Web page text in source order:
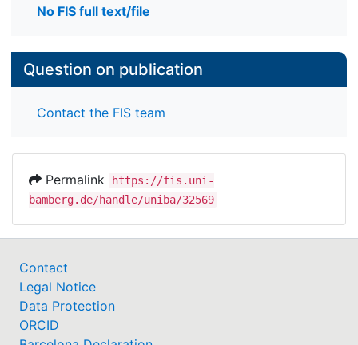
No FIS full text/file
Question on publication
Contact the FIS team
Permalink
https://fis.uni-
bamberg.de/handle/uniba/32569
Contact
Legal Notice
Data Protection
ORCID